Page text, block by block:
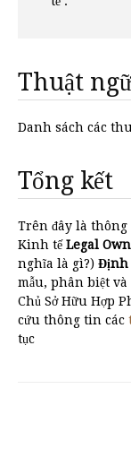
Thuật
Danh sách các
Tổng kết
Trên đây là
Kinh tếLegal
nghĩa là gì?) Định
mẫu, phân biệt và
Chủ Sở Hữu Hợp
cứu thông tin các
tục